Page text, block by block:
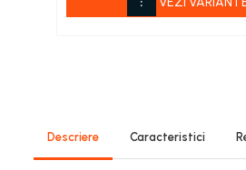
Floarea soarelui
Cereale păioase
Descriere Caracteristici